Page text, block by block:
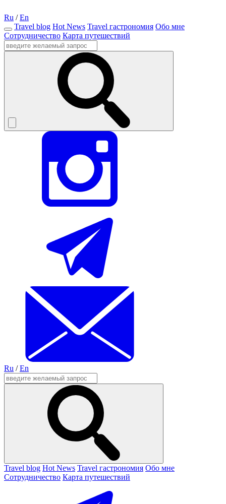
Ru /En
Travel blog Hot News Travel гастрономия Обо мне
Сотрудничество Карта путешествий
Ru /En
Travel blog Hot News Travel гастрономия Обо мне
Сотрудничество Карта путешествий